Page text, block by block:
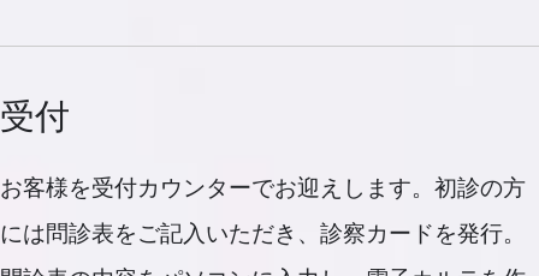
受付
お客様を受付カウンターでお迎えします。初診の方
には問診表をご記入いただき、診察カードを発行。